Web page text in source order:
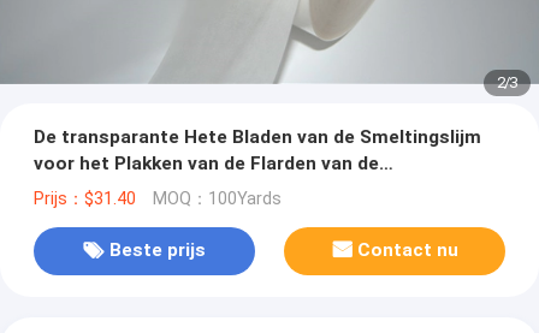
2/3
De transparante Hete Bladen van de Smeltingslijm
voor het Plakken van de Flarden van de
Borduurwerkhoed
Prijs：$31.40 MOQ：100Yards
Beste prijs Contact nu